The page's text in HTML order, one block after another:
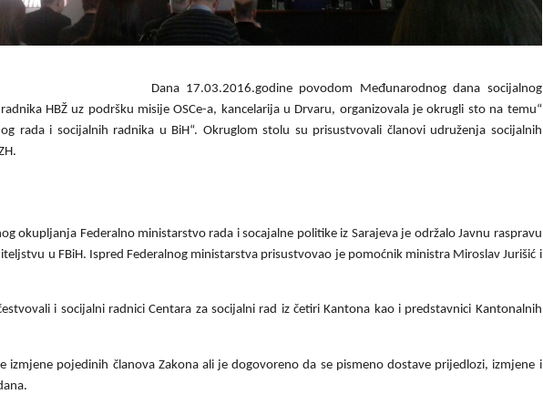
Dana 17.03.2016.godine povodom Međunarodnog dana socijalnog
HBŽ uz podršku misije OSCe-a, kancelarija u Drvaru, organizovala je okrugli sto na temu“
rada i socijalnih radnika u BiH“. Okruglom stolu su prisustvovali članovi udruženja socijalnih
okupljanja Federalno ministarstvo rada i socajalne politike iz Sarajeva je održalo Javnu raspravu
u FBiH. Ispred Federalnog ministarstva prisustvovao je pomoćnik ministra Miroslav Jurišić i
i socijalni radnici Centara za socijalni rad iz četiri Kantona kao i predstavnici Kantonalnih
izmjene pojedinih članova Zakona ali je dogovoreno da se pismeno dostave prijedlozi, izmjene i